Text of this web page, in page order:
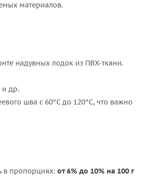
материалов.
надувных лодок из ПВХ-ткани.
и др.
шва с 60°C до 120°C, что важно
в пропорциях: от 6% до 10% на 100 г